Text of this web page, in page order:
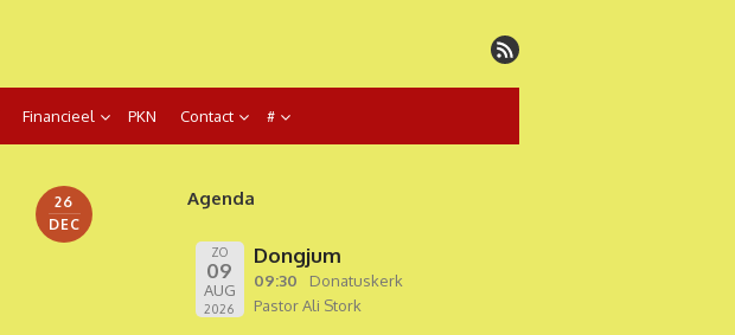
Financieel PKN Contact #
26
DEC
Agenda
ZO
09
AUG
2026
Dongjum
09:30
Donatuskerk
Pastor Ali Stork